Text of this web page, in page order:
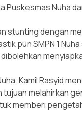
Puskesmas Nuha
stunting dengan
pun SMPN 1
Kamil Rasyid
tujuan melahirkan
memberi